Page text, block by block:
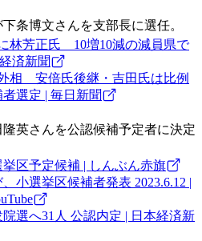
条博文さんを支部長に選任。
林芳正氏 10増10減の減員県で
済新聞
相 安倍氏後継・吉田氏は比例
選定 | 毎日新聞
隆英さんを公認候補予定者に決定
区予定候補 | しんぶん赤旗
小選挙区候補者発表 2023.6.12 |
選へ31人 公認内定 | 日本経済新